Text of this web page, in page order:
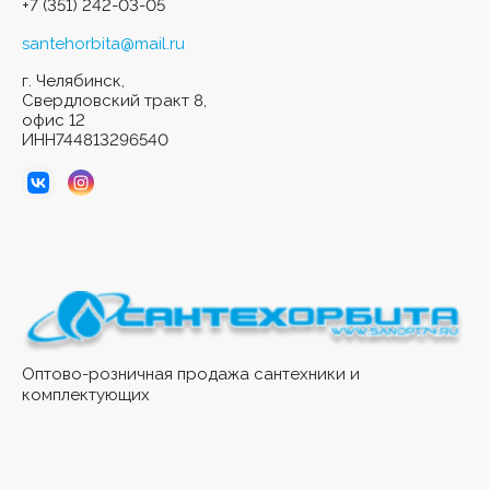
Оптово-розничная продажа сантехники и
комплектующих
+7 (351) 242-03-05
santehorbita@mail.ru
г. Челябинск,
Свердловский тракт 8,
офис 12
ИНН744813296540